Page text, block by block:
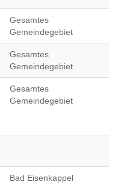
Gesamtes
Gemeindegebiet
Gesamtes
Gemeindegebiet
Gesamtes
Gemeindegebiet
Bad Eisenkappel